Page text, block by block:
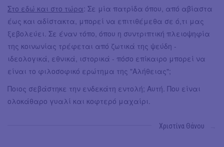
Στο εδώ και στο τώρα: Σε μία πατρίδα όπου, από αβίαστα
έως και αδίστακτα, μπορεί να επιτιθέμεθα σε ό,τι μας
ξεβολεύει. Σε έναν τόπο, όπου η συντριπτική πλειοψηφία
της κοινωνίας τρέφεται από ζωτικά της ψεύδη -
ιδεολογικά, εθνικά, ιστορικά - πόσο επίκαιρο μπορεί να
είναι το φιλοσοφικό ερώτημα της "Αλήθειας";
Ποιος σεβάστηκε την ενδεκάτη εντολή; Αυτή. Που είναι
ολοκάθαρο γυαλί και κοφτερό μαχαίρι.
Χριστίνα Θάνου